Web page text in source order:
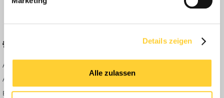
Details zeigen
Alle zulassen
Abbruch
Ausbildung & Beruf
Bau Allgemein
KONTAKT
Bauforum24
Kontakt